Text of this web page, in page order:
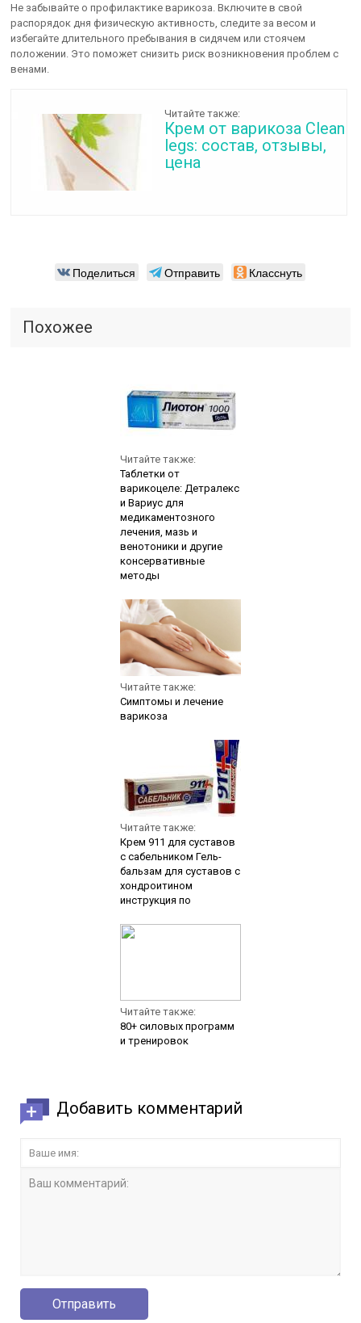
Не забывайте о профилактике варикоза. Включите в свой
распорядок дня физическую активность, следите за весом и
избегайте длительного пребывания в сидячем или стоячем
положении. Это поможет снизить риск возникновения проблем с
венами.
Читайте также:
Крем от варикоза Clean
legs: состав, отзывы,
цена
Поделиться Отправить Класснуть
Похожее
Читайте также:
Таблетки от
варикоцеле: Детралекс
и Вариус для
медикаментозного
лечения, мазь и
венотоники и другие
консервативные
методы
Читайте также:
Симптомы и лечение
варикоза
Читайте также:
Крем 911 для суставов
с сабельником Гель-
бальзам для суставов с
хондроитином
инструкция по
Читайте также:
80+ силовых программ
и тренировок
Добавить комментарий